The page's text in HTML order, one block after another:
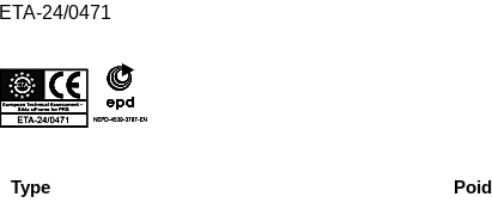
ETA-24/0471
Type